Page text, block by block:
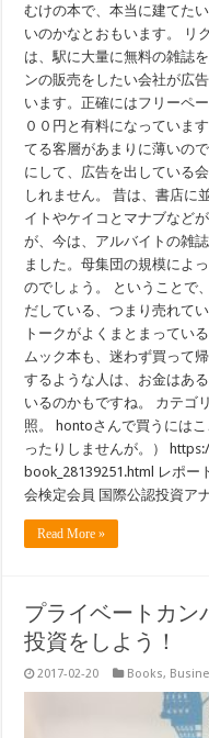
むけの本で、本当に建てた
いのかなとおもいます。 リ
は、駅に大量に無料の雑誌
ンの販売をしたい会社が広
います。正確にはフリーペ
００円と有料になっていま
てる客層があまりに薄いの
にして、広告を出している
しれません。 昔は、書店に
イトやケイコとマナブなど
が、今は、アルバイトの雑
ました。母集団の規模によ
のでしょう。 ということで
だしている、つまり売れて
トークがよくまとまってい
ムック本も、迷わず買って
するような人は、お金はあ
いるのかもですね。 カテゴ
照。 hontoさんで買うには
ったりしませんが。）
book_28139251.html レポ
会検定会員 国際公認投資
Read More »
プライベートカン
投資をしよう！
2017-02-20 Books,